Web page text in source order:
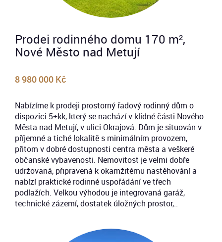
Prodej rodinného domu 170 m²,
Nové Město nad Metují
8 980 000 Kč
Nabízíme k prodeji prostorný řadový rodinný dům o
dispozici 5+kk, který se nachází v klidné části Nového
Města nad Metují, v ulici Okrajová. Dům je situován v
příjemné a tiché lokalitě s minimálním provozem,
přitom v dobré dostupnosti centra města a veškeré
občanské vybavenosti. Nemovitost je velmi dobře
udržovaná, připravená k okamžitému nastěhování a
nabízí praktické rodinné uspořádání ve třech
podlažích. Velkou výhodou je integrovaná garáž,
technické zázemí, dostatek úložných prostor,..